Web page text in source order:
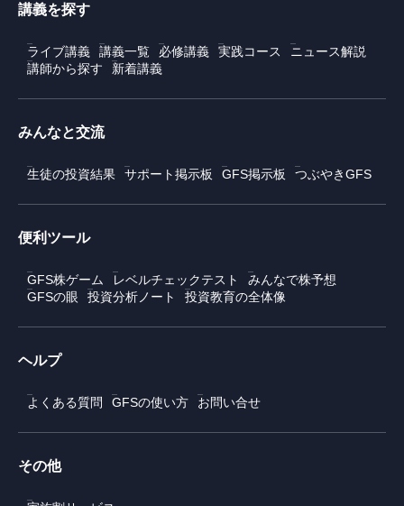
講義を探す
ライブ講義 講義一覧 必修講義 実践コース
ニュース解説
講師から探す
新着講義
みんなと交流
生徒の投資結果 サポート掲示板 GFS掲示板 つぶやきGFS
便利ツール
GFS株ゲーム レベルチェックテスト
みんなで株予想
GFSの眼
投資分析ノート 投資教育の全体像
ヘルプ
よくある質問 GFSの使い方 お問い合せ
その他